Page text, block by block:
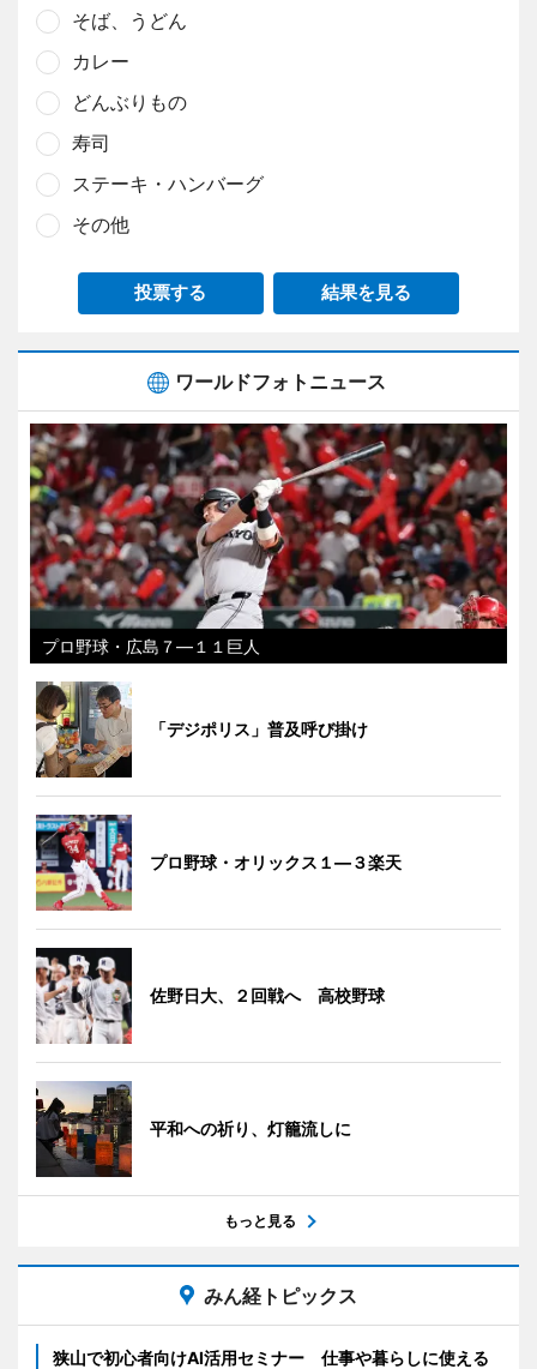
そば、うどん
カレー
どんぶりもの
寿司
ステーキ・ハンバーグ
その他
投票する 結果を見る
ワールドフォトニュース
プロ野球・広島７―１１巨人
「デジポリス」普及呼び掛け
プロ野球・オリックス１―３楽天
佐野日大、２回戦へ 高校野球
平和への祈り、灯籠流しに
もっと見る
みん経トピックス
狭山で初心者向けAI活用セミナー 仕事や暮らしに使える